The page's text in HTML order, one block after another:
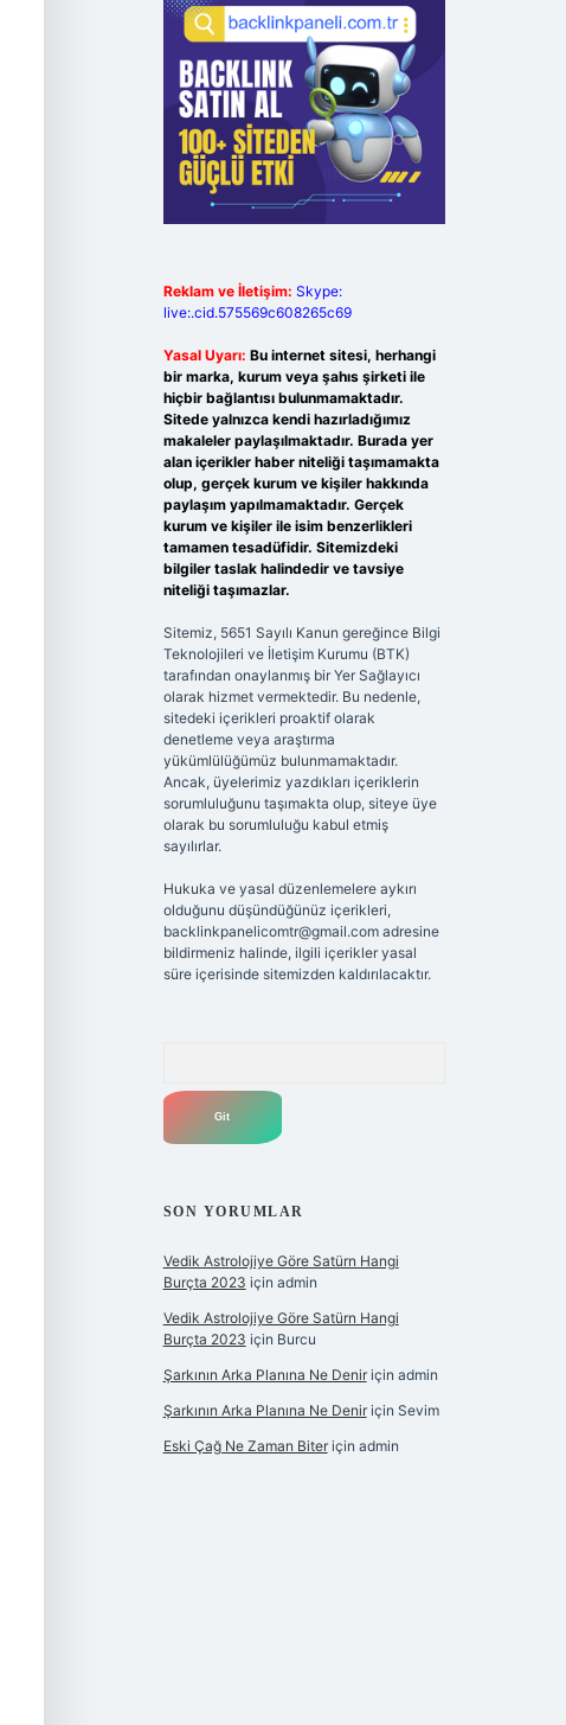
Reklam ve İletişim: Skype:
live:.cid.575569c608265c69
Yasal Uyarı: Bu internet sitesi, herhangi
bir marka, kurum veya şahıs şirketi ile
hiçbir bağlantısı bulunmamaktadır.
Sitede yalnızca kendi hazırladığımız
makaleler paylaşılmaktadır. Burada yer
alan içerikler haber niteliği taşımamakta
olup, gerçek kurum ve kişiler hakkında
paylaşım yapılmamaktadır. Gerçek
kurum ve kişiler ile isim benzerlikleri
tamamen tesadüfidir. Sitemizdeki
bilgiler taslak halindedir ve tavsiye
niteliği taşımazlar.
Sitemiz, 5651 Sayılı Kanun gereğince Bilgi
Teknolojileri ve İletişim Kurumu (BTK)
tarafından onaylanmış bir Yer Sağlayıcı
olarak hizmet vermektedir. Bu nedenle,
sitedeki içerikleri proaktif olarak
denetleme veya araştırma
yükümlülüğümüz bulunmamaktadır.
Ancak, üyelerimiz yazdıkları içeriklerin
sorumluluğunu taşımakta olup, siteye üye
olarak bu sorumluluğu kabul etmiş
sayılırlar.
Hukuka ve yasal düzenlemelere aykırı
olduğunu düşündüğünüz içerikleri,
backlinkpanelicomtr@gmail.comadresine
bildirmeniz halinde, ilgili içerikler yasal
süre içerisinde sitemizden kaldırılacaktır.
SON YORUMLAR
Vedik Astrolojiye Göre Satürn Hangi
Burçta 2023 için admin
Vedik Astrolojiye Göre Satürn Hangi
Burçta 2023 için Burcu
Şarkının Arka Planına Ne Deniriçin admin
Şarkının Arka Planına Ne Deniriçin Sevim
Eski Çağ Ne Zaman Biteriçin admin